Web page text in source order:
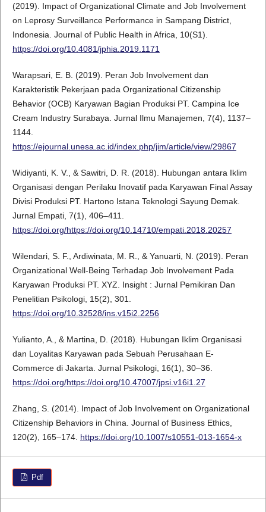
(2019). Impact of Organizational Climate and Job Involvement
on Leprosy Surveillance Performance in Sampang District,
Indonesia. Journal of Public Health in Africa, 10(S1).
https://doi.org/10.4081/jphia.2019.1171
Warapsari, E. B. (2019). Peran Job Involvement dan
Karakteristik Pekerjaan pada Organizational Citizenship
Behavior (OCB) Karyawan Bagian Produksi PT. Campina Ice
Cream Industry Surabaya. Jurnal Ilmu Manajemen, 7(4), 1137–
1144.
https://ejournal.unesa.ac.id/index.php/jim/article/view/29867
Widiyanti, K. V., & Sawitri, D. R. (2018). Hubungan antara Iklim
Organisasi dengan Perilaku Inovatif pada Karyawan Final Assay
Divisi Produksi PT. Hartono Istana Teknologi Sayung Demak.
Jurnal Empati, 7(1), 406–411.
https://doi.org/https://doi.org/10.14710/empati.2018.20257
Wilendari, S. F., Ardiwinata, M. R., & Yanuarti, N. (2019). Peran
Organizational Well-Being Terhadap Job Involvement Pada
Karyawan Produksi PT. XYZ. Insight : Jurnal Pemikiran Dan
Penelitian Psikologi, 15(2), 301.
https://doi.org/10.32528/ins.v15i2.2256
Yulianto, A., & Martina, D. (2018). Hubungan Iklim Organisasi
dan Loyalitas Karyawan pada Sebuah Perusahaan E-
Commerce di Jakarta. Jurnal Psikologi, 16(1), 30–36.
https://doi.org/https://doi.org/10.47007/jpsi.v16i1.27
Zhang, S. (2014). Impact of Job Involvement on Organizational
Citizenship Behaviors in China. Journal of Business Ethics,
120(2), 165–174. https://doi.org/10.1007/s10551-013-1654-x
Pdf